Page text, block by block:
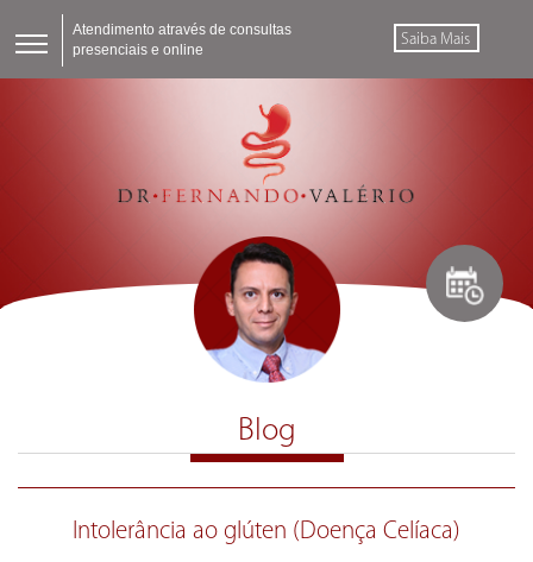
Atendimento através de consultas
presenciais e online
Saiba Mais
Blog
Intolerância ao glúten (Doença Celíaca)